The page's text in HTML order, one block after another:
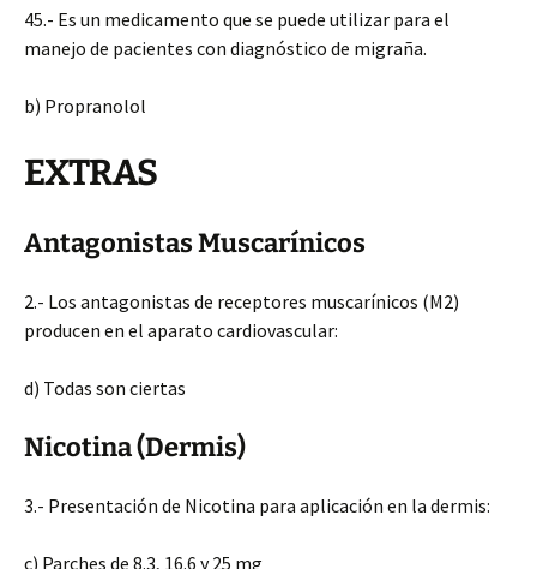
45.- Es un medicamento que se puede utilizar para el
manejo de pacientes con diagnóstico de migraña.
b) Propranolol
EXTRAS
Antagonistas Muscarínicos
2.- Los antagonistas de receptores muscarínicos (M2)
producen en el aparato cardiovascular:
d) Todas son ciertas
Nicotina (Dermis)
3.- Presentación de Nicotina para aplicación en la dermis:
c) Parches de 8.3, 16.6 y 25 mg